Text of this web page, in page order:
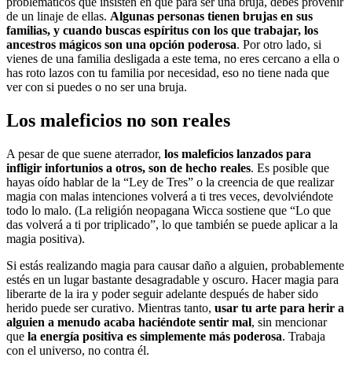
de un linaje de ellas. Algunas personas tienen brujas en sus
familias, y cuando buscas espíritus con los que trabajar, los
ancestros mágicos son una opción poderosa. Por otro lado, si
vienes de una familia desligada a este tema, no eres cercano a ella o
has roto lazos con tu familia por necesidad, eso no tiene nada que
ver con si puedes o no ser una bruja.
Los maleficios no son reales
A pesar de que suene aterrador, los maleficios lanzados para
infligir infortunios a otros, son de hecho reales. Es posible que
hayas oído hablar de la “Ley de Tres” o la creencia de que realizar
magia con malas intenciones volverá a ti tres veces, devolviéndote
todo lo malo. (La religión neopagana Wicca sostiene que “Lo que
das volverá a ti por triplicado”, lo que también se puede aplicar a la
magia positiva).
Si estás realizando magia para causar daño a alguien, probablemente
estés en un lugar bastante desagradable y oscuro. Hacer magia para
liberarte de la ira y poder seguir adelante después de haber sido
herido puede ser curativo. Mientras tanto, usar tu arte para herir a
alguien a menudo acaba haciéndote sentir mal, sin mencionar
que la energía positiva es simplemente más poderosa. Trabaja
con el universo, no contra él.